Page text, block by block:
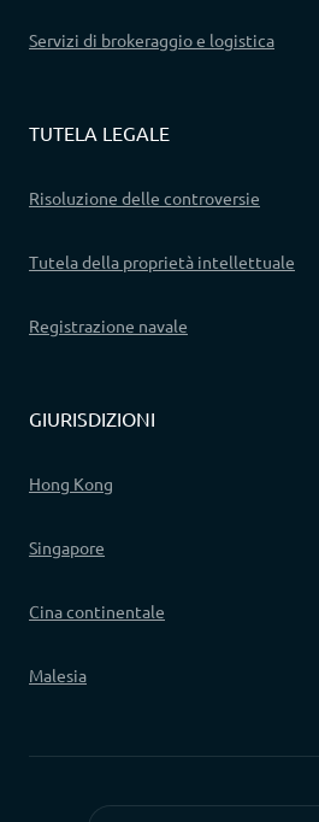
Servizi di brokeraggio e logistica
TUTELA LEGALE
Risoluzione delle controversie
Tutela della proprietà intellettuale
Registrazione navale
GIURISDIZIONI
Hong Kong
Singapore
Cina continentale
Malesia